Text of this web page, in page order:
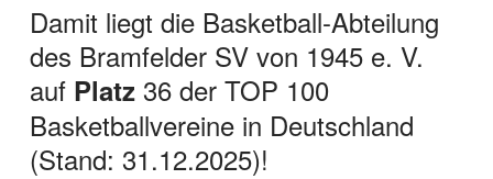
Damit liegt die Basketball-Abteilung
des Bramfelder SV von 1945 e. V.
auf Platz 36 der TOP 100
Basketballvereine in Deutschland
(Stand: 31.12.2025)!